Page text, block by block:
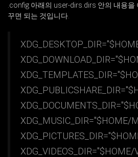
.config 아래의 user-dirs.dirs 안의 내용
꾸면 되는 것입니다.
XDG_MUSIC_DIR="$HOME/
XDG_VIDEOS_DIR="$HOME/